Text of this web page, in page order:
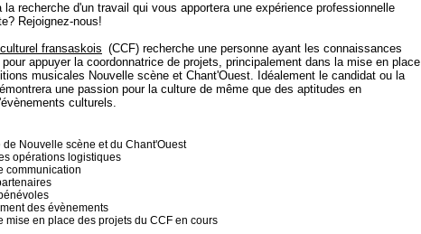
la recherche d'un travail qui vous apportera une expérience professionnelle
Rejoignez-nous!
fransaskois (CCF) recherche une personne ayant les connaissances
pour appuyer la coordonnatrice de projets, principalement dans la mise en place
musicales Nouvelle scène et Chant'Ouest. Idéalement le candidat ou la
une passion pour la culture de même que des aptitudes en
culturels.
Nouvelle scène et du Chant'Ouest
opérations logistiques
communication
des évènements
mise en place des projets du CCF en cours